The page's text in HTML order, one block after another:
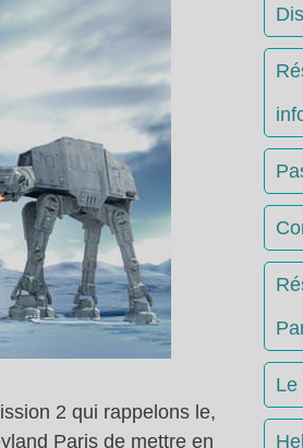
2 qui rappelons le,
Paris de mettre en
Le